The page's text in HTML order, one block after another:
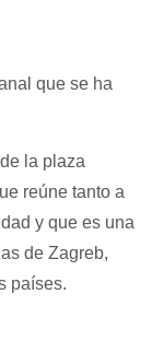
que se ha
la plaza
reúne tanto a
y que es una
de Zagreb,
países.